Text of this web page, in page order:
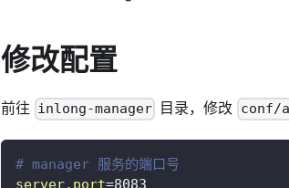
修改配置
前往 inlong-manager 目录，修改 conf/
# manager 服务的端口号
server.port=8083